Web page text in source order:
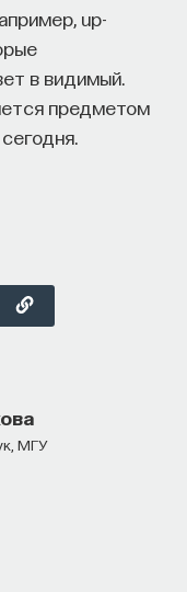
up-
в видимый.
предметом